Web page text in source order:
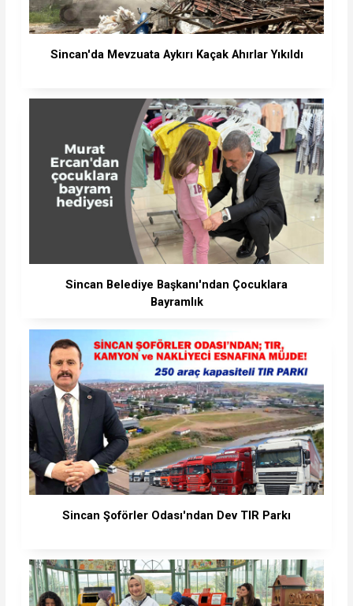
Sincan'da Mevzuata Aykırı Kaçak Ahırlar Yıkıldı
Sincan Belediye Başkanı'ndan Çocuklara
Bayramlık
Sincan Şoförler Odası'ndan Dev TIR Parkı